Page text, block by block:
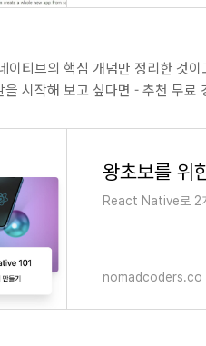
이티브의 핵심 개념만 정리한 것이
시작해 보고 싶다면 - 추천 무료
React Native로 2
nomadcoders.co